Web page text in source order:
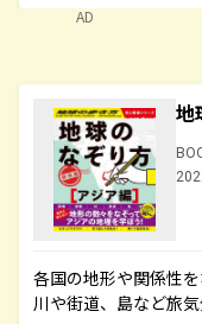
AD
地
各国の地形や関係性
川や街道、島など旅